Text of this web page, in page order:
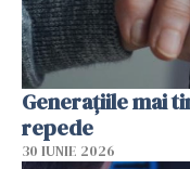
Generațiile mai
repede
30 IUNIE 2026